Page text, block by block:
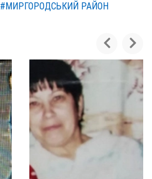
#МИРГОРОДСЬКИЙ РАЙОН